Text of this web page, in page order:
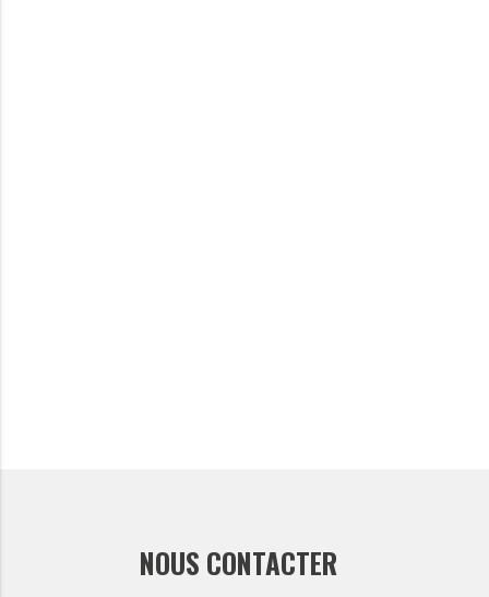
NOUS CONTACTER